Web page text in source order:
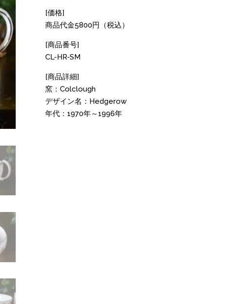
[価格]
商品代金5800円（税込）
[商品番号]
CL-HR‐SM
[商品詳細]
窯：Colclough
デザイン名：Hedgerow
年代：1970年～1996年